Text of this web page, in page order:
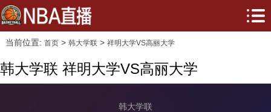
当前位置: 首页> 韩大学联> 祥明大学VS高丽大学
韩大学联 祥明大学VS高丽大学
韩大学联